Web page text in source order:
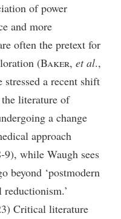
of power
and more
often the pretext for
(Baker, et al.,
stressed a recent shift
literature of
a change
approach
9), while Waugh sees
beyond ‘postmodern
Critical literature